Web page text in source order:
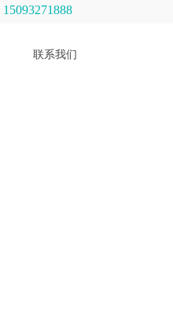
15093271888
联系我们